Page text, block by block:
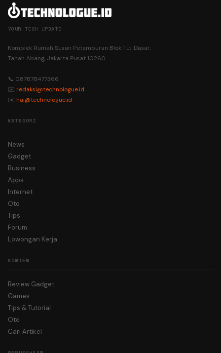
YOUR TECH UPDATE
Komplek Rumah Susun Petamburan Blok 1 Lt. Dasar,
Tanah Abang, Jakarta Pusat 10260
📞 087878477366
✉️ redaksi@technologue.id
✉️ hai@technologue.id
KATEGORI
News
Gadget
Business
Apps
Internet
Oto
Tips
Forum
Lowongan Kerja
KONTEN
Review Gadget
Games
Tips & Tutorial
Oto
Cari Artikel